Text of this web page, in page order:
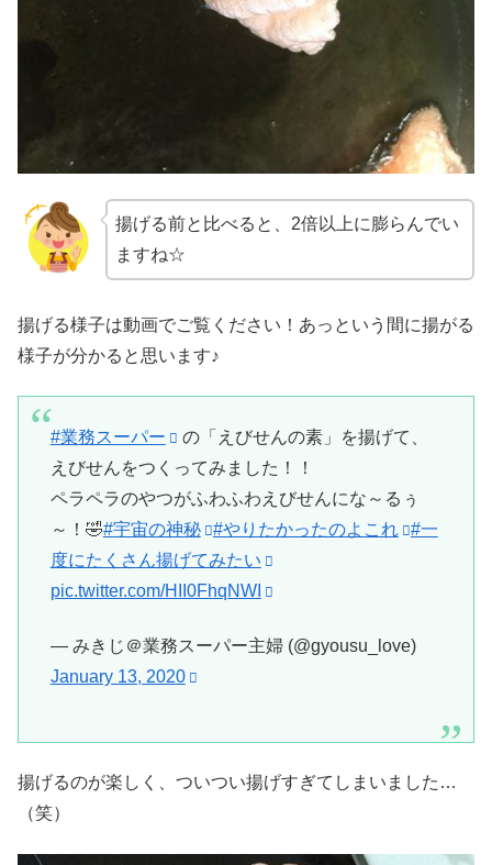
揚げる前と比べると、2倍以上に膨らんでい
ますね☆
揚げる様子は動画でご覧ください！あっという間に揚がる
様子が分かると思います♪
#業務スーパー
の「えびせんの素」を揚げて、
えびせんをつくってみました！！
ペラペラのやつがふわふわえびせんにな～るぅ
～！🤣#宇宙の神秘 #やりたかったのよこれ
#一
度にたくさん揚げてみたい
pic.twitter.com/HII0FhqNWI
— みきじ＠業務スーパー主婦 (@gyousu_love)
January 13, 2020
揚げるのが楽しく、ついつい揚げすぎてしまいました…
（笑）